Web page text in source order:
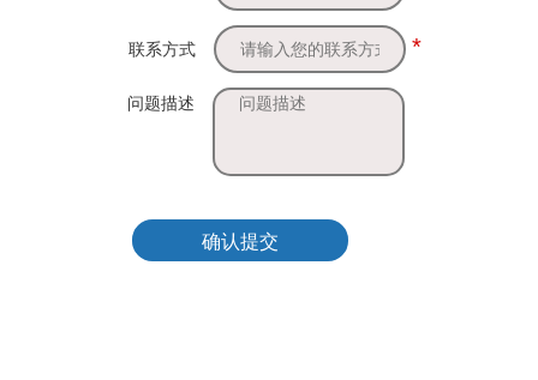
联系方式 *
问题描述
确认提交